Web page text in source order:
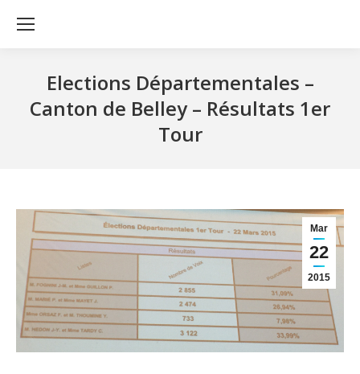
Elections Départementales –
Canton de Belley – Résultats 1er
Tour
Mar
22
2015